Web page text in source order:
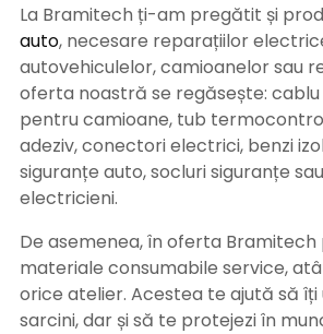
La Bramitech ți-am pregătit și
auto, necesare reparațiilor
autovehiculelor, camioanelor sau
oferta noastră se regăsește:
pentru camioane, tub
adeziv, conectori electrici, benzi
siguranțe auto, socluri siguranțe
electricieni.
De asemenea, în oferta Bramitech
materiale consumabile service,
orice atelier. Acestea te ajută să îți
sarcini, dar și să te protejezi în